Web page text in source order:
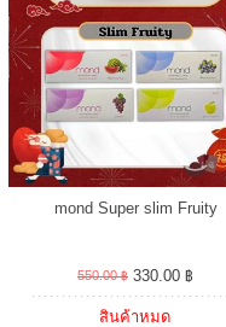
mond Super slim Fruity
550.00 ฿ 330.00 ฿
สินค้าหมด